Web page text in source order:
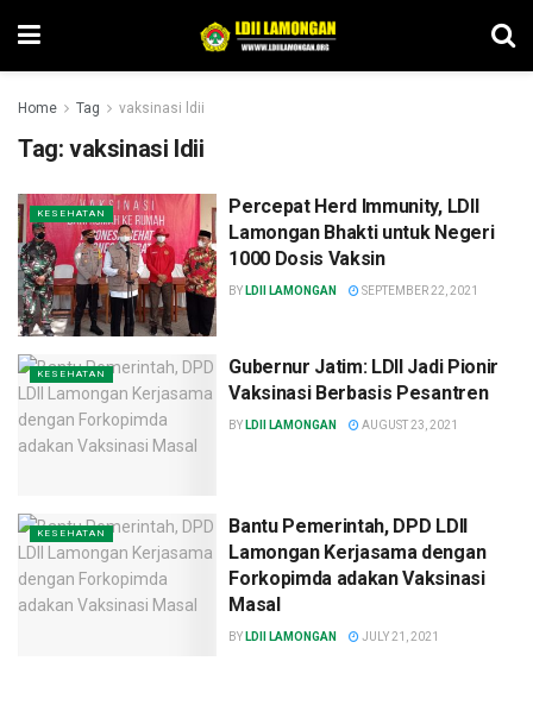
Home Tag vaksinasi ldii
Tag: vaksinasi ldii
KESEHATAN
Percepat Herd Immunity, LDII
Lamongan Bhakti untuk Negeri
1000 Dosis Vaksin
BY LDII LAMONGAN SEPTEMBER 22, 2021
KESEHATAN
Gubernur Jatim: LDII Jadi Pionir
Vaksinasi Berbasis Pesantren
BY LDII LAMONGAN AUGUST 23, 2021
KESEHATAN
Bantu Pemerintah, DPD LDII
Lamongan Kerjasama dengan
Forkopimda adakan Vaksinasi
Masal
BY LDII LAMONGAN JULY 21, 2021